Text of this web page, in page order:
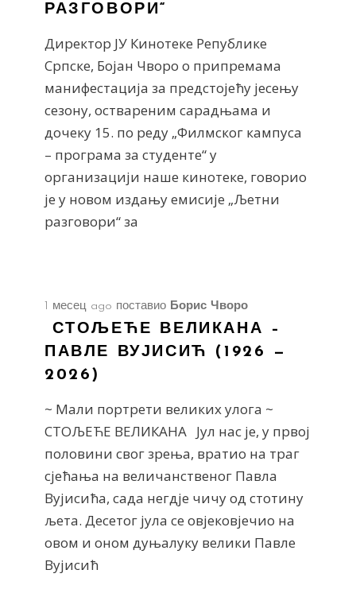
РАЗГОВОРИ“
Директор ЈУ Кинотеке Републике
Српске, Бојан Чворо о припремама
манифестација за предстојећу јесењу
сезону, оствареним сарадњама и
дочеку 15. по реду „Филмског кампуса
– програма за студенте“ у
организацији наше кинотеке, говорио
је у новом издању емисије „Љетни
разговори“ за
1 месец ago поставио Борис Чворо
СТОЉЕЋЕ ВЕЛИКАНА –
ПАВЛЕ ВУЈИСИЋ (1926 —
2026)
~ Мали портрети великих улога ~
СТОЉЕЋЕ ВЕЛИКАНА Јул нас је, у првој
половини свог зрења, вратио на траг
сјећања на величанственог Павла
Вујисића, сада негдје чичу од стотину
љета. Десетог јула се овјековјечио на
овом и оном дуњалуку велики Павле
Вујисић